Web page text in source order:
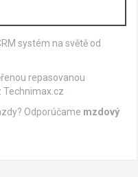
systém na světě od
repasovanou
Technimax.cz
Odporúčame mzdový